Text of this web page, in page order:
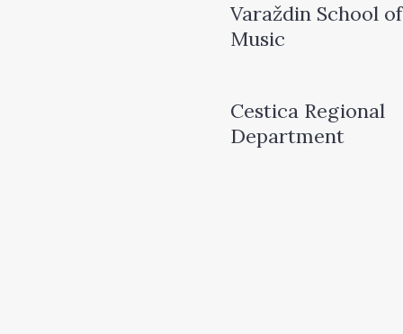
Varaždin School of
Music
Cestica Regional
Department